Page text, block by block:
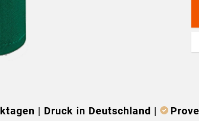
Produkt wählen
| Druck in Deutschland |